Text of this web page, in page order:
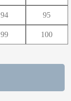
94 95
99 100